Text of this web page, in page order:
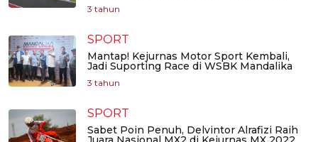
3 tahun
SPORT
Mantap! Kejurnas Motor Sport Kembali,
Jadi Suporting Race di WSBK Mandalika
3 tahun
SPORT
Sabet Poin Penuh, Delvintor Alrafizi Raih